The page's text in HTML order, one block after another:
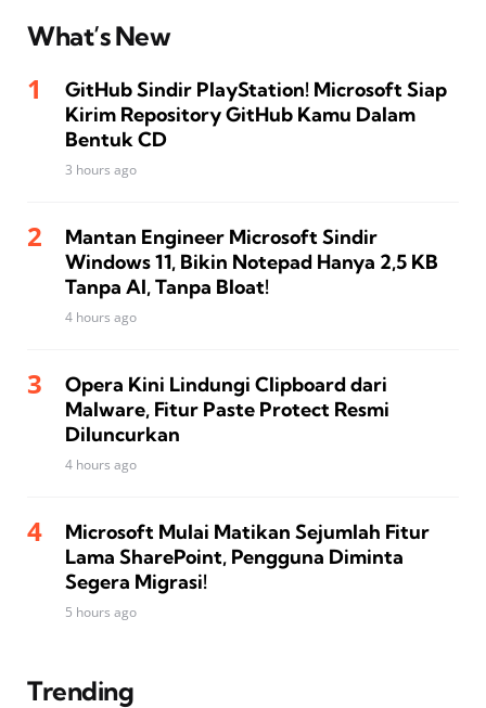
What’s New
GitHub Sindir PlayStation! Microsoft Siap
Kirim Repository GitHub Kamu Dalam
Bentuk CD
3 hours ago
Mantan Engineer Microsoft Sindir
Windows 11, Bikin Notepad Hanya 2,5 KB
Tanpa AI, Tanpa Bloat!
4 hours ago
Opera Kini Lindungi Clipboard dari
Malware, Fitur Paste Protect Resmi
Diluncurkan
4 hours ago
Microsoft Mulai Matikan Sejumlah Fitur
Lama SharePoint, Pengguna Diminta
Segera Migrasi!
5 hours ago
Trending